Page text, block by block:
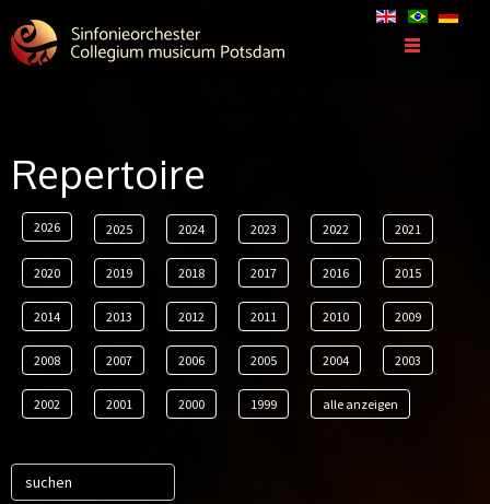
Repertoire
2026 2025 2024 2023 2022 2021
2020 2019 2018 2017 2016 2015
2014 2013 2012 2011 2010 2009
2008 2007 2006 2005 2004 2003
2002 2001 2000 1999 alle anzeigen